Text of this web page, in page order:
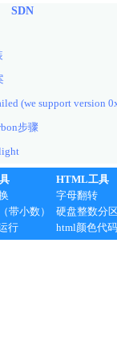
SDN
(we support version
步骤
带小数）
行
HTML工具
字母翻转
硬盘整数分
html颜色代码